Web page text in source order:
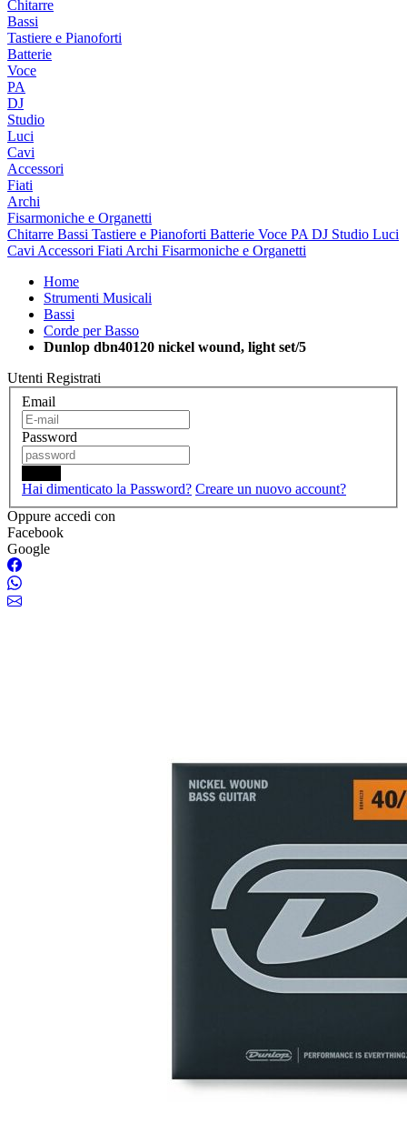
Chitarre
Bassi
Tastiere e Pianoforti
Batterie
Voce
PA
DJ
Studio
Luci
Cavi
Accessori
Fiati
Archi
Fisarmoniche e Organetti
Chitarre Bassi Tastiere e Pianoforti Batterie Voce PA DJ Studio Luci
Cavi Accessori Fiati Archi Fisarmoniche e Organetti
Home
Strumenti Musicali
Bassi
Corde per Basso
Dunlop dbn40120 nickel wound, light set/5
Utenti Registrati
Email
Password
Hai dimenticato la Password? Creare un nuovo account?
Oppure accedi con
Facebook
Google